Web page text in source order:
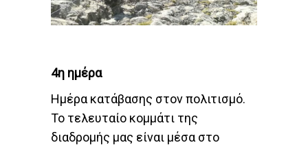
4η ημέρα
Ημέρα κατάβασης στον πολιτισμό.
Το τελευταίο κομμάτι της
διαδρομής μας είναι μέσα στο